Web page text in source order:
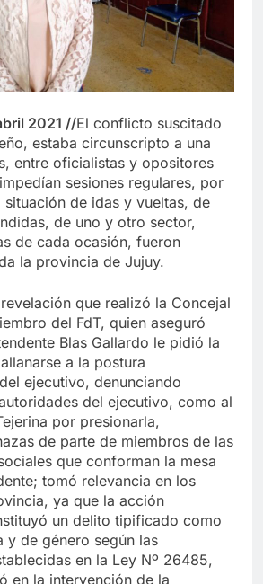
2021 //El conflicto suscitado
estaba circunscripto a una
entre oficialistas y opositores
sesiones regulares, por
de idas y vueltas, de
de uno y otro sector,
de cada ocasión, fueron
la provincia de Jujuy.
que realizó la Concejal
del FdT, quien aseguró
Blas Gallardo le pidió la
a la postura
ejecutivo, denunciando
del ejecutivo, como al
por presionarla,
de parte de miembros de las
que conforman la mesa
tomó relevancia en los
ya que la acción
un delito tipificado como
y de género según las
en la Ley Nº 26485,
en la intervención de la